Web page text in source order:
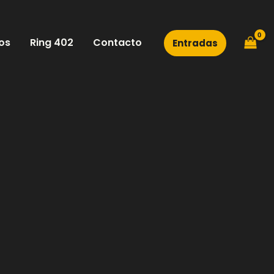
Ring 402 Contacto Entradas